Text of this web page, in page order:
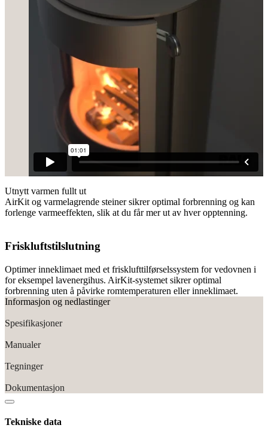
Utnytt varmen fullt ut
AirKit og varmelagrende steiner sikrer optimal forbrenning og kan
forlenge varmeeffekten, slik at du får mer ut av hver opptenning.
Friskluftstilslutning
Optimer inneklimaet med et frisklufttilførselssystem for vedovnen i
for eksempel lavenergihus. AirKit-systemet sikrer optimal
forbrenning uten å påvirke romtemperaturen eller inneklimaet.
Informasjon og nedlastinger
Spesifikasjoner
Manualer
Tegninger
Dokumentasjon
Tekniske data